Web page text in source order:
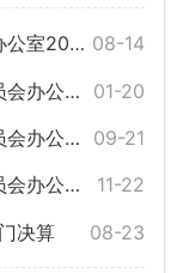
08-14
部门决算
01-20
部门预算
09-21
部门决算
11-22
部门预算
08-23
决算